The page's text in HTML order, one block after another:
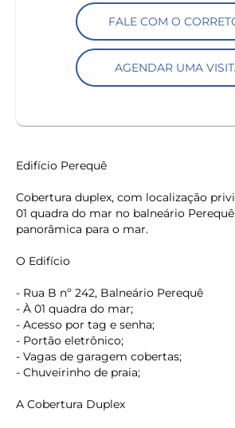
FALE COM O
AGENDAR UMA
Edifício Perequê
Cobertura duplex, com localização
01 quadra do mar no balneário
panorâmica para o mar.
O Edifício
- Rua B nº 242, Balneário Perequê
- À 01 quadra do mar;
- Acesso por tag e senha;
- Portão eletrônico;
- Vagas de garagem cobertas;
- Chuveirinho de praia;
A Cobertura Duplex